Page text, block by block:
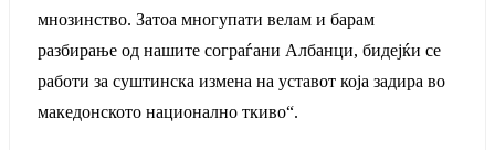
мнозинство. Затоа многупати велам и барам
разбирање од нашите сограѓани Албанци, бидејќи се
работи за суштинска измена на уставот која задира во
македонското национално ткиво“.